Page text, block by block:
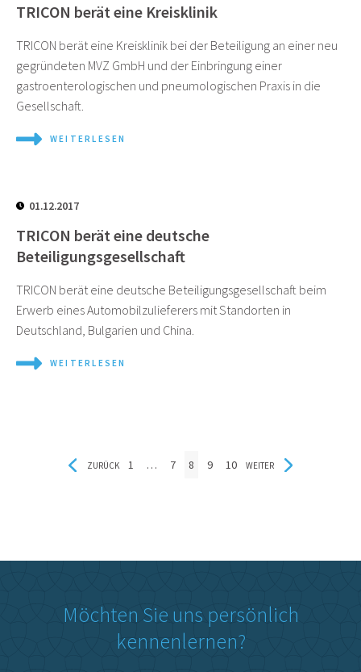
TRICON berät eine Kreisklinik
TRICON berät eine Kreisklinik bei der Beteiligung an einer neu
gegründeten MVZ GmbH und der Einbringung einer
gastroenterologischen und pneumologischen Praxis in die
Gesellschaft.
WEITERLESEN
01.12.2017
TRICON berät eine deutsche
Beteiligungsgesellschaft
TRICON berät eine deutsche Beteiligungsgesellschaft beim
Erwerb eines Automobilzulieferers mit Standorten in
Deutschland, Bulgarien und China.
WEITERLESEN
ZURÜCK 1 … 7 8 9 10 WEITER
Möchten Sie uns persönlich
kennenlernen?